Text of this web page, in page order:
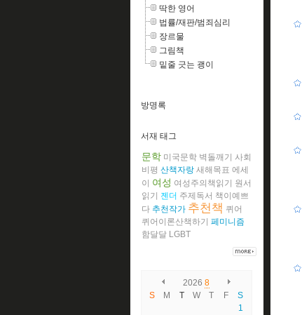
딱한 영어
법률/재판/범죄심리
장르물
그림책
밑줄 긋는 괭이
방명록
서재 태그
문학 미국문학 벽돌깨기
사회
비평 산책자랑 새해목표 에세
이
여성 여성주의책읽기
원서
읽기
젠더 주제독서 책이예쁘
다 추천작가 추천책 퀴어
퀴어이론산책하기 페미니즘
함달달 LGBT
2026 8
S
M T W T F
S
1